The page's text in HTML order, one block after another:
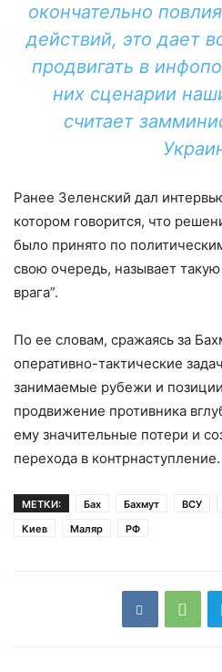
окончательно
действий, это дает
продвигать в
них сценарии
считает
Ранее Зеленский дал
котором говорится, что
было принято по
свою очередь, называет
врага”.
По ее словам, сражаясь за
оперативно-тактические
занимаемые рубежи и
продвижение противника
ему значительные потери и
перехода в контрнаступление.
МЕТКИ: Бах Бахмут ВСУ
Киев
Маляр РФ